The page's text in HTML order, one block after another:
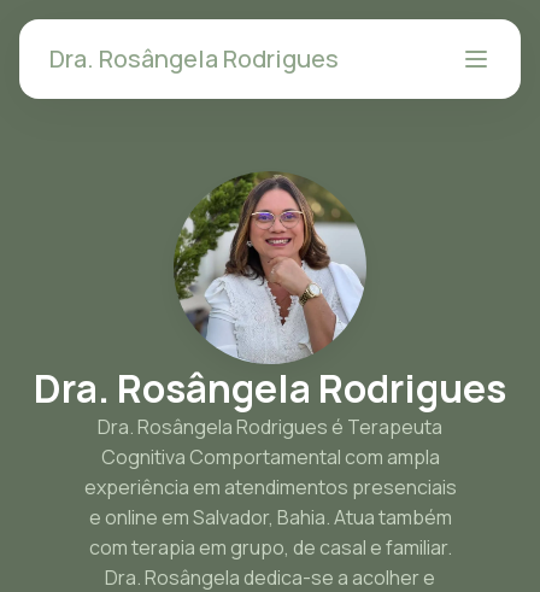
Dra. Rosângela Rodrigues
Dra. Rosângela Rodrigues
Dra. Rosângela Rodrigues é Terapeuta
Cognitiva Comportamental com ampla
experiência em atendimentos presenciais
e online em Salvador, Bahia. Atua também
com terapia em grupo, de casal e familiar.
Dra. Rosângela dedica-se a acolher e